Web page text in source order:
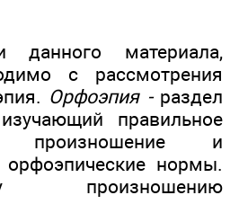
данного материала,
с рассмотрения
Орфоэпия -раздел
правильное
произношение и
орфоэпические нормы.
произношению